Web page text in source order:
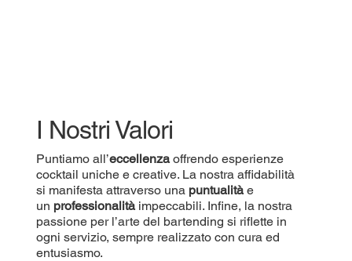
I Nostri Valori
Puntiamo all’eccellenzaoffrendo esperienze
cocktail uniche e creative. La nostra affidabilità
si manifesta attraverso una puntualitàe
un professionalitàimpeccabili. Infine, la nostra
passione per l’arte del bartending si riflette in
ogni servizio, sempre realizzato con cura ed
entusiasmo.